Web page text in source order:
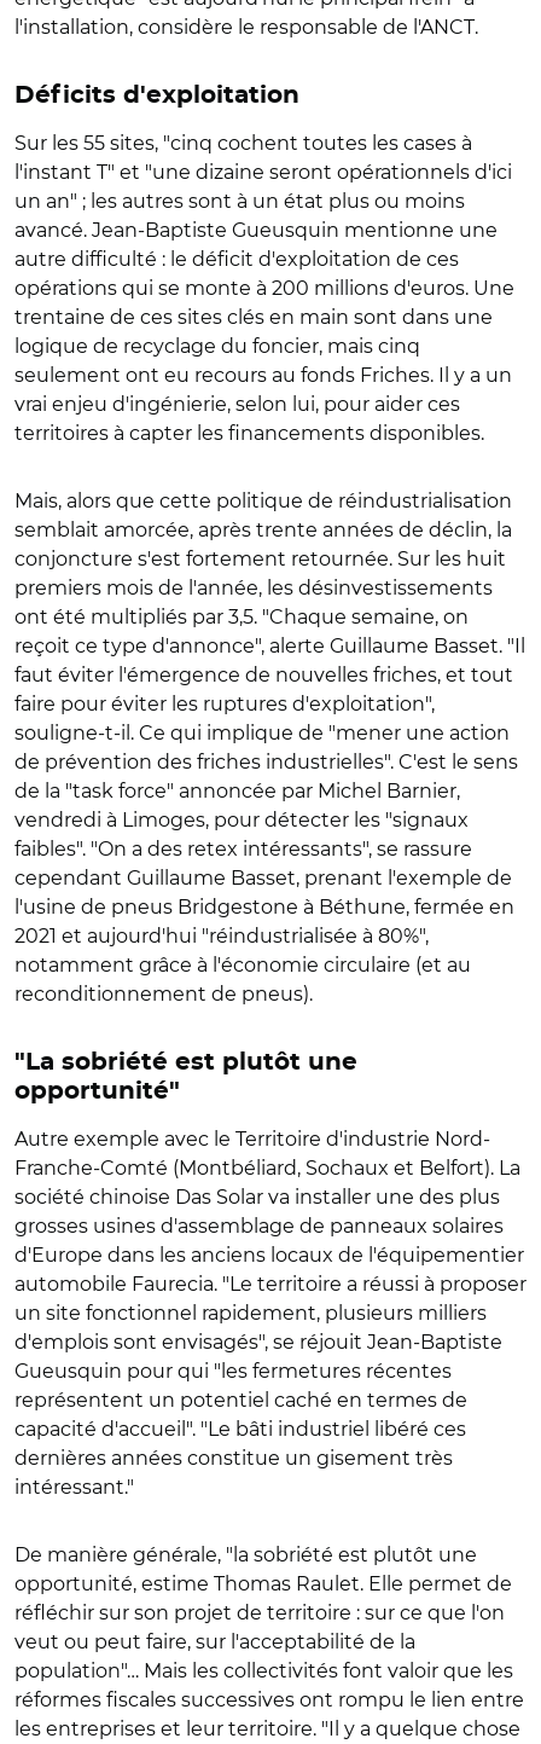
l'installation, considère le responsable de l'ANCT.
Déficits d'exploitation
Sur les 55 sites, "cinq cochent toutes les cases à
l'instant T" et "une dizaine seront opérationnels d'ici
un an" ; les autres sont à un état plus ou moins
avancé. Jean-Baptiste Gueusquin mentionne une
autre difficulté : le déficit d'exploitation de ces
opérations qui se monte à 200 millions d'euros. Une
trentaine de ces sites clés en main sont dans une
logique de recyclage du foncier, mais cinq
seulement ont eu recours au fonds Friches. Il y a un
vrai enjeu d'ingénierie, selon lui, pour aider ces
territoires à capter les financements disponibles.
Mais, alors que cette politique de réindustrialisation
semblait amorcée, après trente années de déclin, la
conjoncture s'est fortement retournée. Sur les huit
premiers mois de l'année, les désinvestissements
ont été multipliés par 3,5. "Chaque semaine, on
reçoit ce type d'annonce", alerte Guillaume Basset. "Il
faut éviter l'émergence de nouvelles friches, et tout
faire pour éviter les ruptures d'exploitation",
souligne-t-il. Ce qui implique de "mener une action
de prévention des friches industrielles". C'est le sens
de la "task force" annoncée par Michel Barnier,
vendredi à Limoges, pour détecter les "signaux
faibles". "On a des retex intéressants", se rassure
cependant Guillaume Basset, prenant l'exemple de
l'usine de pneus Bridgestone à Béthune, fermée en
2021 et aujourd'hui "réindustrialisée à 80%",
notamment grâce à l'économie circulaire (et au
reconditionnement de pneus).
"La sobriété est plutôt une
opportunité"
Autre exemple avec le Territoire d'industrie Nord-
Franche-Comté (Montbéliard, Sochaux et Belfort). La
société chinoise Das Solar va installer une des plus
grosses usines d'assemblage de panneaux solaires
d'Europe dans les anciens locaux de l'équipementier
automobile Faurecia. "Le territoire a réussi à proposer
un site fonctionnel rapidement, plusieurs milliers
d'emplois sont envisagés", se réjouit Jean-Baptiste
Gueusquin pour qui "les fermetures récentes
représentent un potentiel caché en termes de
capacité d'accueil". "Le bâti industriel libéré ces
dernières années constitue un gisement très
intéressant."
De manière générale, "la sobriété est plutôt une
opportunité, estime Thomas Raulet. Elle permet de
réfléchir sur son projet de territoire : sur ce que l'on
veut ou peut faire, sur l'acceptabilité de la
population"… Mais les collectivités font valoir que les
réformes fiscales successives ont rompu le lien entre
les entreprises et leur territoire. "Il y a quelque chose